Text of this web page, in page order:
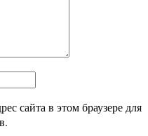
сайта в этом браузере для